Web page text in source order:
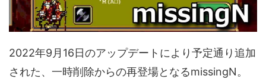
2022年9月16日のアップデートにより予定通り追加
された、一時削除からの再登場となるmissingN。